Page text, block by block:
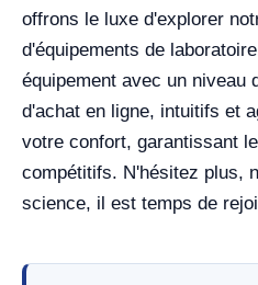
offrons le luxe d'explorer
d'équipements de
équipement avec un niveau
d'achat en ligne, intuitifs et
votre confort, garantissant
compétitifs. N'hésitez plus,
science, il est temps de